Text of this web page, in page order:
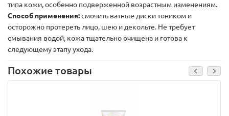
типа кожи, особенно подверженной возрастным изменениям.
Способ применения:смочить ватные диски тоником и
осторожно протереть лицо, шею и декольте. Не требует
смывания водой, кожа тщательно очищена и готова к
следующему этапу ухода.
Похожие товары